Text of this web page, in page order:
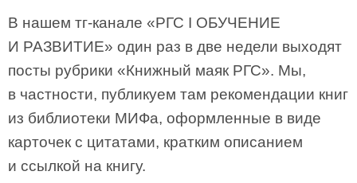
В нашем тг-канале «РГС I ОБУЧЕНИЕ
И РАЗВИТИЕ» один раз в две недели выходят
посты рубрики «Книжный маяк РГС». Мы,
в частности, публикуем там рекомендации книг
из библиотеки МИФа, оформленные в виде
карточек с цитатами, кратким описанием
и ссылкой на книгу.